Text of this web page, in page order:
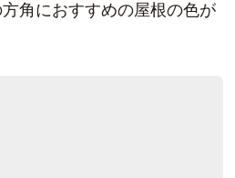
角におすすめの屋根の色が